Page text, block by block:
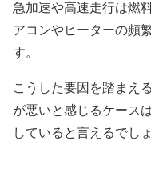
急加速や高速走行は燃
アコンやヒーターの頻
す。
こうした要因を踏まえ
が悪いと感じるケース
していると言えるでしょ